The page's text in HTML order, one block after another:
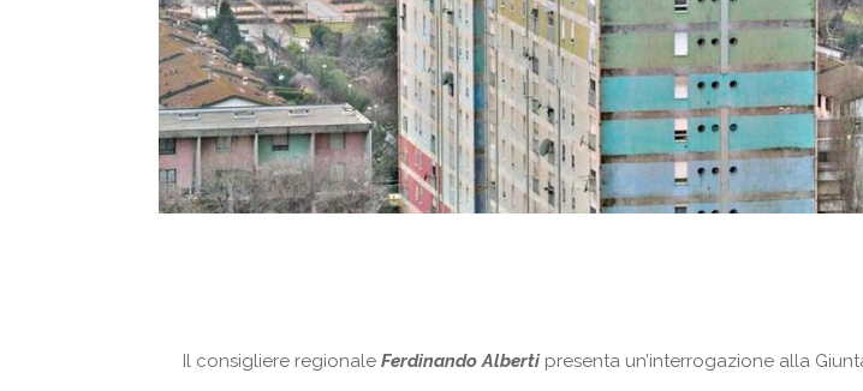
Il consigliere regionale Ferdinando Alberti presenta un’interrogazione alla